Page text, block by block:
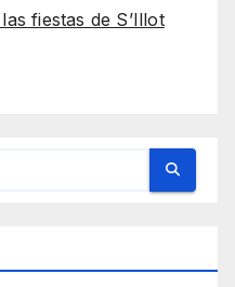
fiestas de S’Illot